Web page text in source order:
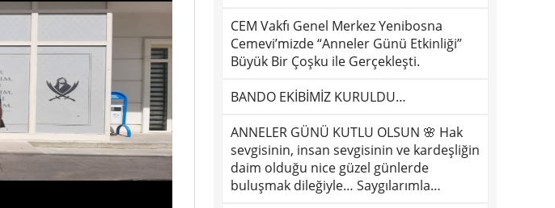
CEM Vakfı Genel Merkez Yenibosna
Cemevi’mizde “Anneler Günü Etkinliği”
Büyük Bir Çoşku ile Gerçekleşti.
BANDO EKİBİMİZ KURULDU…
ANNELER GÜNÜ KUTLU OLSUN 🌸 Hak
sevgisinin, insan sevgisinin ve kardeşliğin
daim olduğu nice güzel günlerde
buluşmak dileğiyle… Saygılarımla…